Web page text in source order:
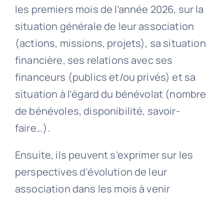
les premiers mois de l’année 2026, sur la
situation générale de leur association
(actions, missions, projets), sa situation
financière, ses relations avec ses
financeurs (publics et/ou privés) et sa
situation à l’égard du bénévolat (nombre
de bénévoles, disponibilité, savoir-
faire…).
Ensuite, ils peuvent s’exprimer sur les
perspectives d’évolution de leur
association dans les mois à venir